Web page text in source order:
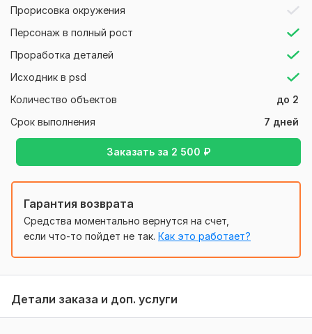
Прорисовка окружения
Персонаж в полный рост
Проработка деталей
Исходник в psd
Количество объектов
до 2
Срок выполнения
7 дней
Заказать за 2 500 ₽
Гарантия возврата
Средства моментально вернутся на счет,
если что-то пойдет не так. Как это работает?
Детали заказа и доп. услуги